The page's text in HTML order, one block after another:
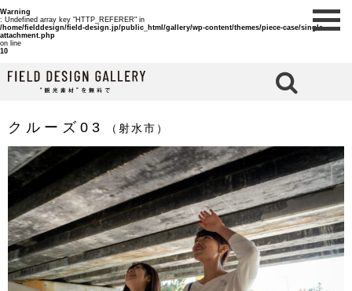
Warning
: Undefined array key "HTTP_REFERER" in
/home/fielddesign/field-design.jp/public_html/gallery/wp-content/themes/piece-case/single-
attachment.php
on line
10
クルーズ03 （射水市）